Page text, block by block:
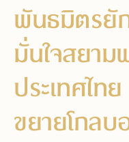
พันธมิตรยั
มั่นใจสยาม
ประเทศไท
ขยายโกลบ